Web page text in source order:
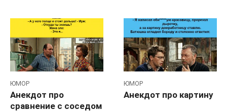
ЮМОР
Анекдот про
сравнение с соседом
ЮМОР
Анекдот про картину